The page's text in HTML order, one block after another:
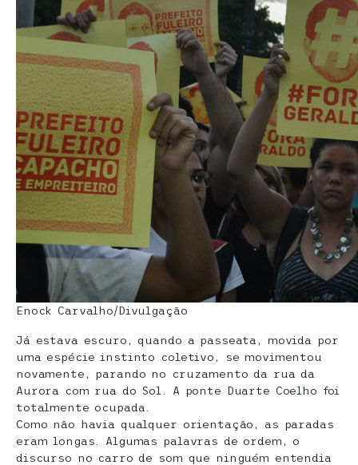
Enock Carvalho/Divulgação
Já estava escuro, quando a passeata, movida por
uma espécie instinto coletivo, se movimentou
novamente, parando no cruzamento da rua da
Aurora com rua do Sol. A ponte Duarte Coelho foi
totalmente ocupada.
Como não havia qualquer orientação, as paradas
eram longas. Algumas palavras de ordem, o
discurso no carro de som que ninguém entendia